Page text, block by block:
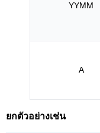
YYMM
A
ยกตัวอย่างเช่น